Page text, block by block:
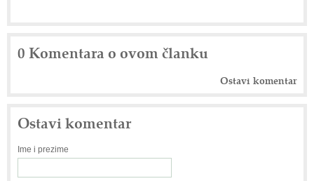
0 Komentara o ovom članku
Ostavi komentar
Ostavi komentar
Ime i prezime